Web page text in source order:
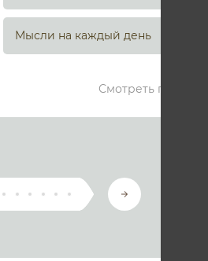
Мысли на каждый день
Смотреть